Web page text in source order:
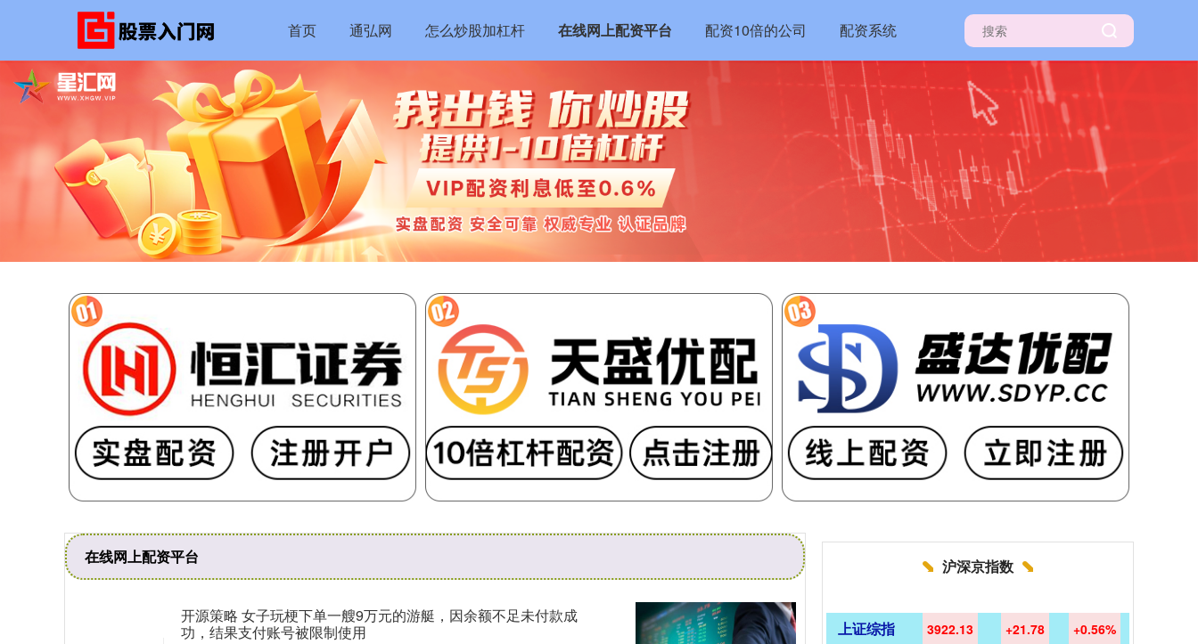
首页 通弘网 怎么炒股加杠杆 在线网上配资平台 配资10倍的公司 配资系统
在线网上配资平台
开源策略 女子玩梗下单一艘9万元的游艇，因余额不足未付款成
功，结果支付账号被限制使用
沪深京指数
上证综指 3922.13 +21.78 +0.56%